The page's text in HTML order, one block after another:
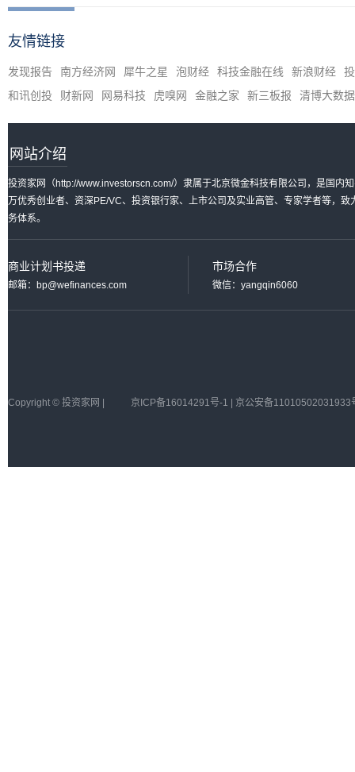
友情链接
发现报告 南方经济网 犀牛之星 泡财经 科技金融在线 新浪财经
和讯创投
财新网 网易科技 虎嗅网 金融之家 新三板报 清博大数据
网站介绍
投资家网（http://www.investorscn.com/）隶属于北京微金科技有限公司，是国内
万优秀创业者、资深PE/VC、投资银行家、上市公司及实业高管、专家学者等，
务体系。
商业计划书投递
邮箱：bp@wefinances.com
市场合作
微信：yangqin6060
Copyright © 投资家网 | 京ICP备16014291号-1 | 京公安备11010502031933